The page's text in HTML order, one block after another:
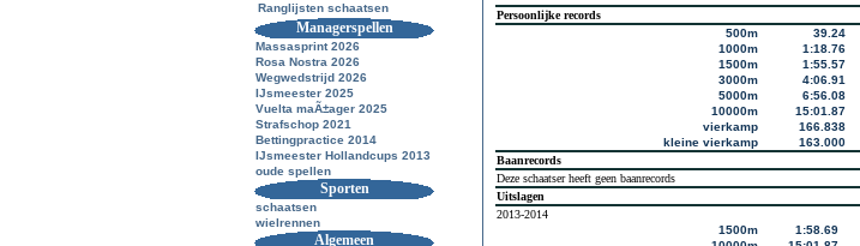
Ranglijsten schaatsen
Managerspellen
Massasprint 2026
Rosa Nostra 2026
Wegwedstrijd 2026
IJsmeester 2025
Vuelta maÃ±ager 2025
Strafschop 2021
Bettingpractice 2014
IJsmeester Hollandcups 2013
oude spellen
Sporten
schaatsen
wielrennen
Algemeen
Persoonlijke records
500m
39.24
1000m
1:18.76
1500m
1:55.57
3000m
4:06.91
5000m
6:56.08
10000m
15:01.87
vierkamp
166.838
kleine vierkamp
163.000
Baanrecords
Deze schaatser heeft geen baanrecords
Uitslagen
2013-2014
1500m
1:58.69